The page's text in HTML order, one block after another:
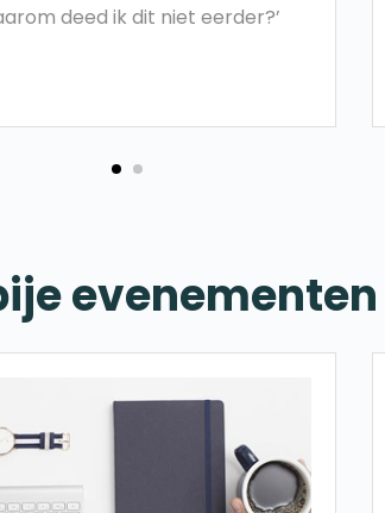
deed ik dit niet eerder?’
evenementen